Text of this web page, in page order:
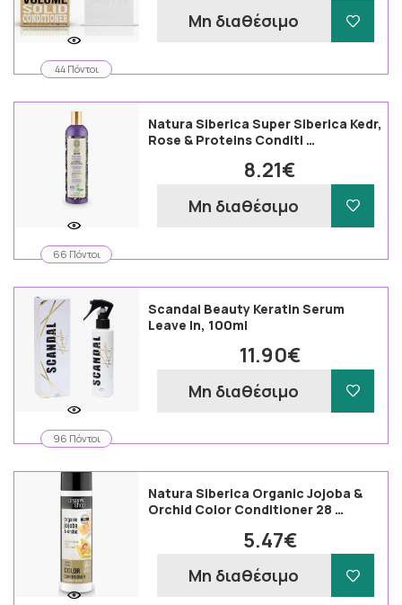
44 Πόντοι
Μη διαθέσιμο
66 Πόντοι
Natura Siberica Super Siberica Kedr,
Rose & Proteins Conditi …
8.21€
Μη διαθέσιμο
96 Πόντοι
Scandal Beauty Keratin Serum
Leave In, 100ml
11.90€
Μη διαθέσιμο
Natura Siberica Organic Jojoba &
Orchid Color Conditioner 28 …
5.47€
Μη διαθέσιμο